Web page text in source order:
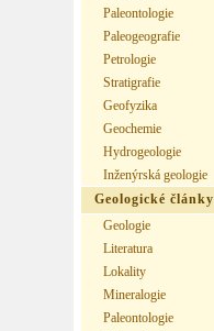
Paleontologie
Paleogeografie
Petrologie
Stratigrafie
Geofyzika
Geochemie
Hydrogeologie
Inženýrská geologie
Geologické články
Geologie
Literatura
Lokality
Mineralogie
Paleontologie